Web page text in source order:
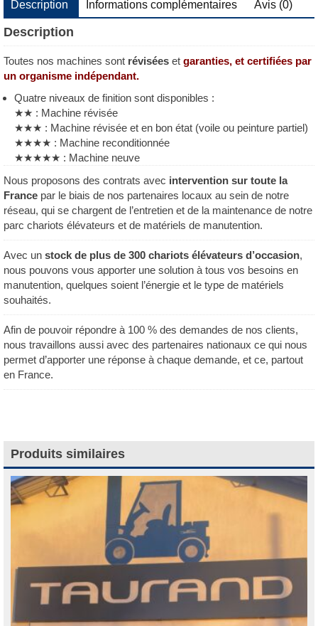
NEUVE
+
3
GODETS
Description Informations complémentaires Avis (0)
Description
Toutes nos machines sont révisées et garanties, et certifiées par
un organisme indépendant.
Quatre niveaux de finition sont disponibles :
★★ : Machine révisée
★★★ : Machine révisée et en bon état (voile ou peinture partiel)
★★★★ : Machine reconditionnée
★★★★★ : Machine neuve
Nous proposons des contrats avec intervention sur toute la
France par le biais de nos partenaires locaux au sein de notre
réseau, qui se chargent de l’entretien et de la maintenance de notre
parc chariots élévateurs et de matériels de manutention.
Avec un stock de plus de 300 chariots élévateurs d’occasion,
nous pouvons vous apporter une solution à tous vos besoins en
manutention, quelques soient l’énergie et le type de matériels
souhaités.
Afin de pouvoir répondre à 100 % des demandes de nos clients,
nous travaillons aussi avec des partenaires nationaux ce qui nous
permet d’apporter une réponse à chaque demande, et ce, partout
en France.
Produits similaires